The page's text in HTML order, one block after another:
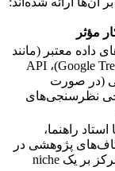
مؤثر
داده معتبر (مانند
Google Trends، Euromonitor)، API
(در صورت
نظرسنجی‌های
راهنما،
پژوهشی در
مقالات اخیر، و تمرکز بر یک niche